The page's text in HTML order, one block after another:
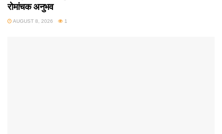
रोमांचक अनुभव
AUGUST 8, 2026 1